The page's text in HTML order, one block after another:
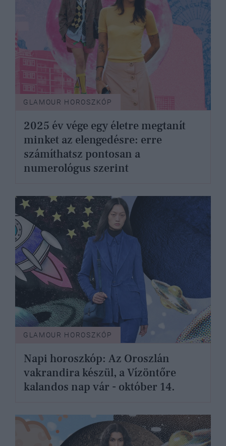
GLAMOUR HOROSZKÓP
2025 év vége egy életre megtanít
minket az elengedésre: erre
számíthatsz pontosan a
numerológus szerint
GLAMOUR HOROSZKÓP
Napi horoszkóp: Az Oroszlán
vakrandira készül, a Vízöntőre
kalandos nap vár - október 14.